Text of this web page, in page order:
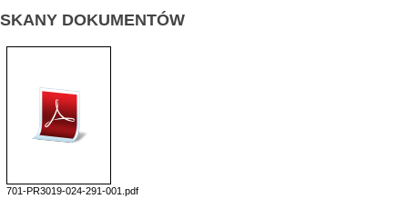
SKANY DOKUMENTÓW
701-PR3019-024-291-001.pdf